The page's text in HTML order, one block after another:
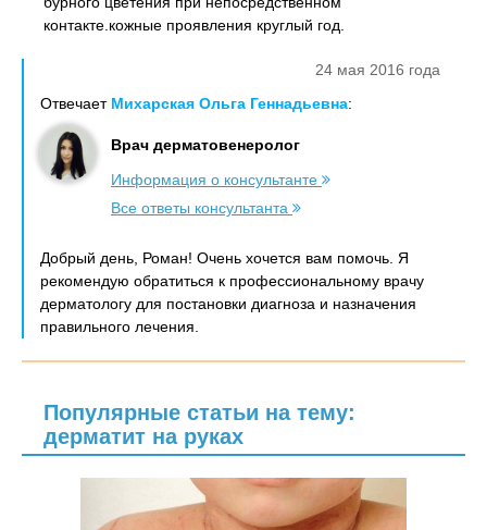
контакте.кожные проявления круглый год.
24 мая 2016 года
Отвечает Михарская Ольга Геннадьевна:
Врач дерматовенеролог
Информация о консультанте
Все ответы консультанта
Добрый день, Роман! Очень хочется вам помочь. Я
рекомендую обратиться к профессиональному врачу
дерматологу для постановки диагноза и назначения
правильного лечения.
Популярные статьи на тему:
дерматит на руках